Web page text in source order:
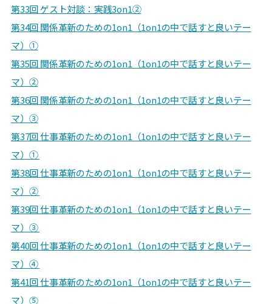
第33回ゲスト対談：実践3on1②
第34回 関係革新のための1on1（1on1の中で話すと良いテー
マ）①
第35回関係革新のための1on1（1on1の中で話すと良いテー
マ）②
第36回 関係革新のための1on1（1on1の中で話すと良いテー
マ）③
第37回 仕事革新のための1on1（1on1の中で話すと良いテー
マ）①
第38回 仕事革新のための1on1（1on1の中で話すと良いテー
マ）②
第39回 仕事革新のための1on1（1on1の中で話すと良いテー
マ）③
第40回 仕事革新のための1on1（1on1の中で話すと良いテー
マ）④
第41回 仕事革新のための1on1（1on1の中で話すと良いテー
マ）⑤